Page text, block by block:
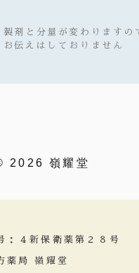
剤と分量が変わりますの
お伝えはしておりません
2026 嶺耀堂
：４新保衛薬第２８号
薬局 嶺耀堂